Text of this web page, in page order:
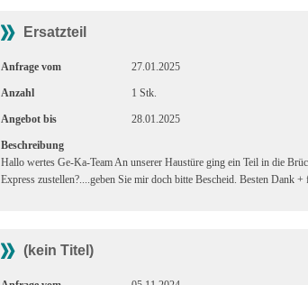
Ersatzteil
Anfrage vom 27.01.2025
Anzahl 1 Stk.
Angebot bis 28.01.2025
Beschreibung
Hallo wertes Ge-Ka-Team An unserer Haustüre ging ein Teil in die
Express zustellen?....geben Sie mir doch bitte Bescheid. Besten Dank
(kein Titel)